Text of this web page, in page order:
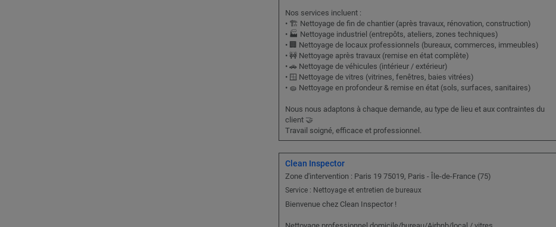
Nos services incluent :
• 🏗️ Nettoyage de fin de chantier (après travaux, rénovation, construction)
• 🏭 Nettoyage industriel (entrepôts, ateliers, zones techniques)
• 🏢 Nettoyage de locaux professionnels (bureaux, commerces, immeubles)
• 🚧 Nettoyage après travaux (remise en état complète)
• 🚗 Nettoyage de véhicules (intérieur / extérieur)
• 🪟 Nettoyage de vitres (vitrines, fenêtres, baies vitrées)
• 🧽 Nettoyage en profondeur & remise en état (sols, surfaces, sanitaires)
Nous nous adaptons à chaque demande, au type de lieu et aux contraintes du
client 🤝
Travail soigné, efficace et professionnel.
Clean Inspector
Zone d'intervention : Paris 19 75019, Paris - Île-de-France (75)
Service : Nettoyage et entretien de bureaux
Bienvenue chez Clean Inspector !